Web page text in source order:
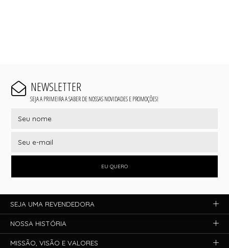
NEWSLETTER
SEJA A PRIMEIRA A SABER DE NOSSAS NOVIDADES E PROMOÇÕES!
EU QUERO
SEJA UMA REVENDEDORA
NOSSA HISTÓRIA
MISSÃO, VISÃO E VALORES